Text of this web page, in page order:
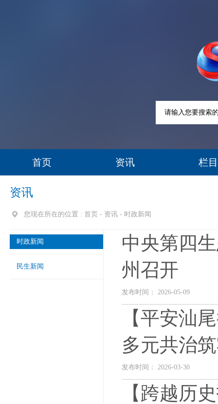
首页 资讯 栏目
资讯
您现在所在的位置 : 首页 - 资讯 - 时政新闻
时政新闻
民生新闻
中央第四
州召开
发布时间： 2026-05-09
【平安汕
多元共治
发布时间： 2026-03-30
【跨越历